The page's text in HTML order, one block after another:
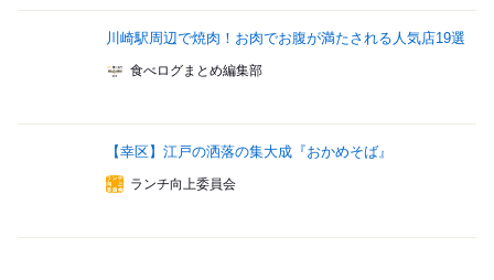
川崎駅周辺で焼肉！お肉でお腹が満たされる人気店19選
食べログまとめ編集部
【幸区】江戸の洒落の集大成『おかめそば』
ランチ向上委員会